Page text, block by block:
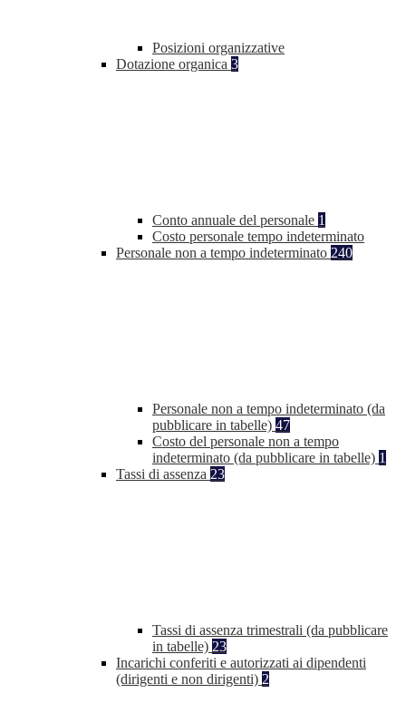
Posizioni organizzative
Dotazione organica 3
Conto annuale del personale 1
Costo personale tempo indeterminato
Personale non a tempo indeterminato 240
Personale non a tempo indeterminato (da
pubblicare in tabelle) 47
Costo del personale non a tempo
indeterminato (da pubblicare in tabelle) 1
Tassi di assenza 23
Tassi di assenza trimestrali (da pubblicare
in tabelle) 23
Incarichi conferiti e autorizzati ai dipendenti
(dirigenti e non dirigenti) 2